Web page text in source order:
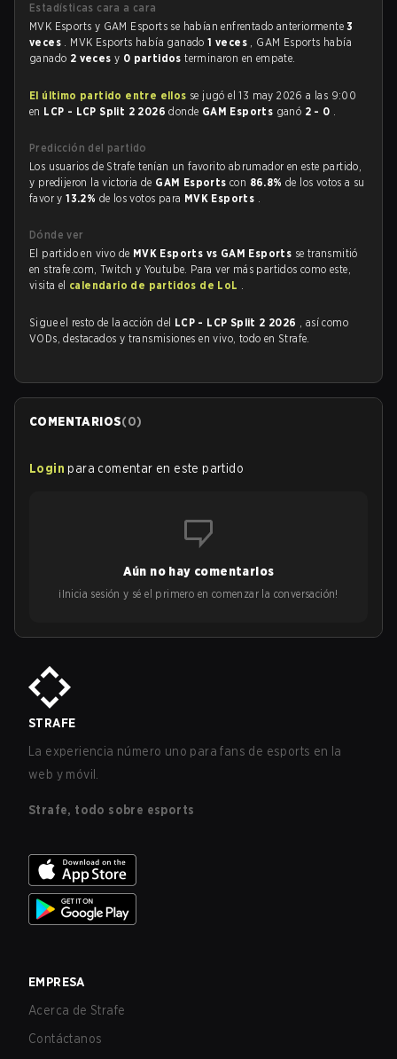
Estadísticas cara a cara
MVK Esports y GAM Esports se habían enfrentado anteriormente3
veces . MVK Esports había ganado1 veces , GAM Esports había
ganado 2 vecesy 0 partidosterminaron en empate.
El último partido entre ellos se jugó el 13 may 2026 a las 9:00
en LCP - LCP Split 2 2026donde GAM Esports ganó 2 - 0 .
Predicción del partido
Los usuarios de Strafe tenían un favorito abrumador en este partido,
y predijeron la victoria de GAM Esportscon 86.8%de los votos a su
favor y13.2% de los votos para MVK Esports .
Dónde ver
El partido en vivo de MVK Esports vs GAM Esports se transmitió
en strafe.com, Twitch y Youtube. Para ver más partidos como este,
visita el calendario de partidos de LoL .
Sigue el resto de la acción del LCP - LCP Split 2 2026 , así como
VODs, destacados y transmisiones en vivo, todo en Strafe.
COMENTARIOS(0)
Login para comentar en este partido
Aún no hay comentarios
¡Inicia sesión y sé el primero en comenzar la conversación!
STRAFE
La experiencia número uno para fans de esports en la
web y móvil.
Strafe, todo sobre esports
EMPRESA
Acerca de Strafe
Contáctanos